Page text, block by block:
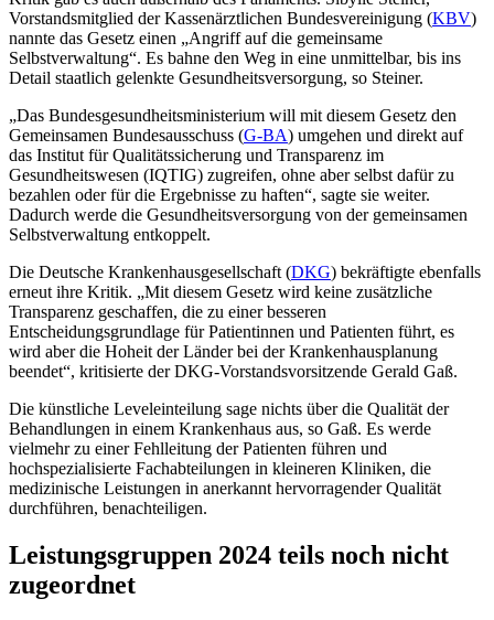
Vorstandsmitglied der Kassenärztlichen Bundes­vereinigung (KBV)
nannte das Gesetz einen „Angriff auf die gemeinsame
Selbstverwaltung“. Es bahne den Weg in eine unmittelbar, bis ins
Detail staatlich gelenkte Gesundheitsversorgung, so Steiner.
„Das Bundesgesundheitsministerium will mit diesem Gesetz den
Gemeinsamen Bundesausschuss (G-BA) um­gehen und direkt auf
das Institut für Qualitätssicherung und Transparenz im
Gesundheitswesen (IQTIG) zugrei­fen, ohne aber selbst dafür zu
bezahlen oder für die Ergebnisse zu haften“, sagte sie weiter.
Dadurch werde die Gesundheitsversorgung von der gemeinsamen
Selbstverwaltung entkoppelt.
Die Deutsche Krankenhausgesellschaft (DKG) bekräftigte ebenfalls
erneut ihre Kritik. „Mit diesem Gesetz wird keine zusätzliche
Transparenz geschaffen, die zu einer besseren
Entscheidungsgrundlage für Patientinnen und Patienten führt, es
wird aber die Hoheit der Länder bei der Krankenhausplanung
beendet“, kritisierte der DKG-Vorstandsvorsitzende Gerald Gaß.
Die künstliche Leveleinteilung sage nichts über die Qualität der
Behandlungen in einem Krankenhaus aus, so Gaß. Es werde
vielmehr zu einer Fehlleitung der Patienten führen und
hochspezialisierte Fachabteilungen in kleineren Kliniken, die
medizinische Leistungen in anerkannt hervorragender Qualität
durchführen, benach­teiligen.
Leistungsgruppen 2024 teils noch nicht
zugeordnet